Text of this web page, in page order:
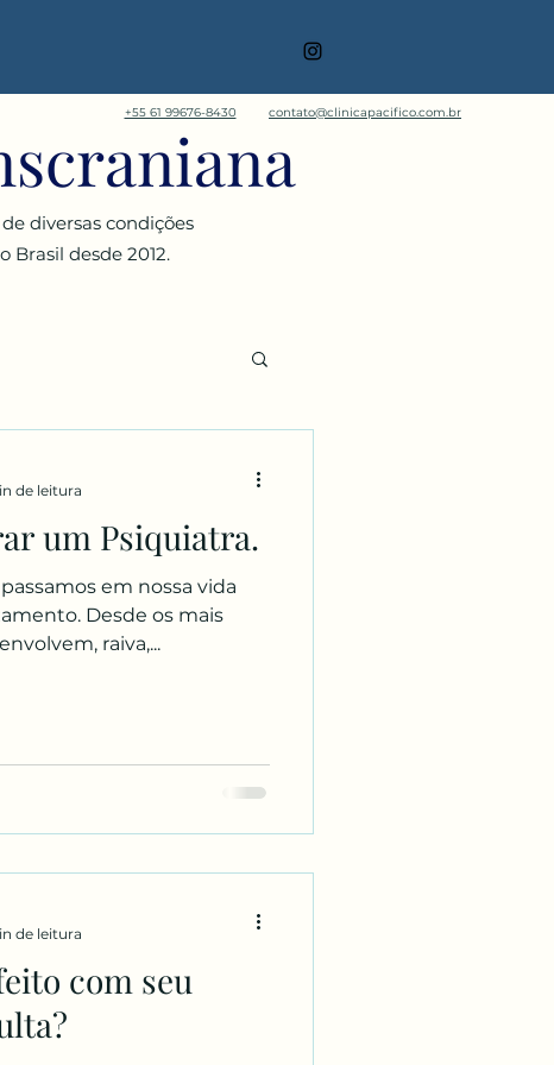
contato@clinicapacifico.com.br
+55 61 99676-8430
diversas condições
Brasil desde 2012.
um Psiquiatra.
em nossa vida
Desde os mais
raiva,...
de leitura
com seu
de leitura